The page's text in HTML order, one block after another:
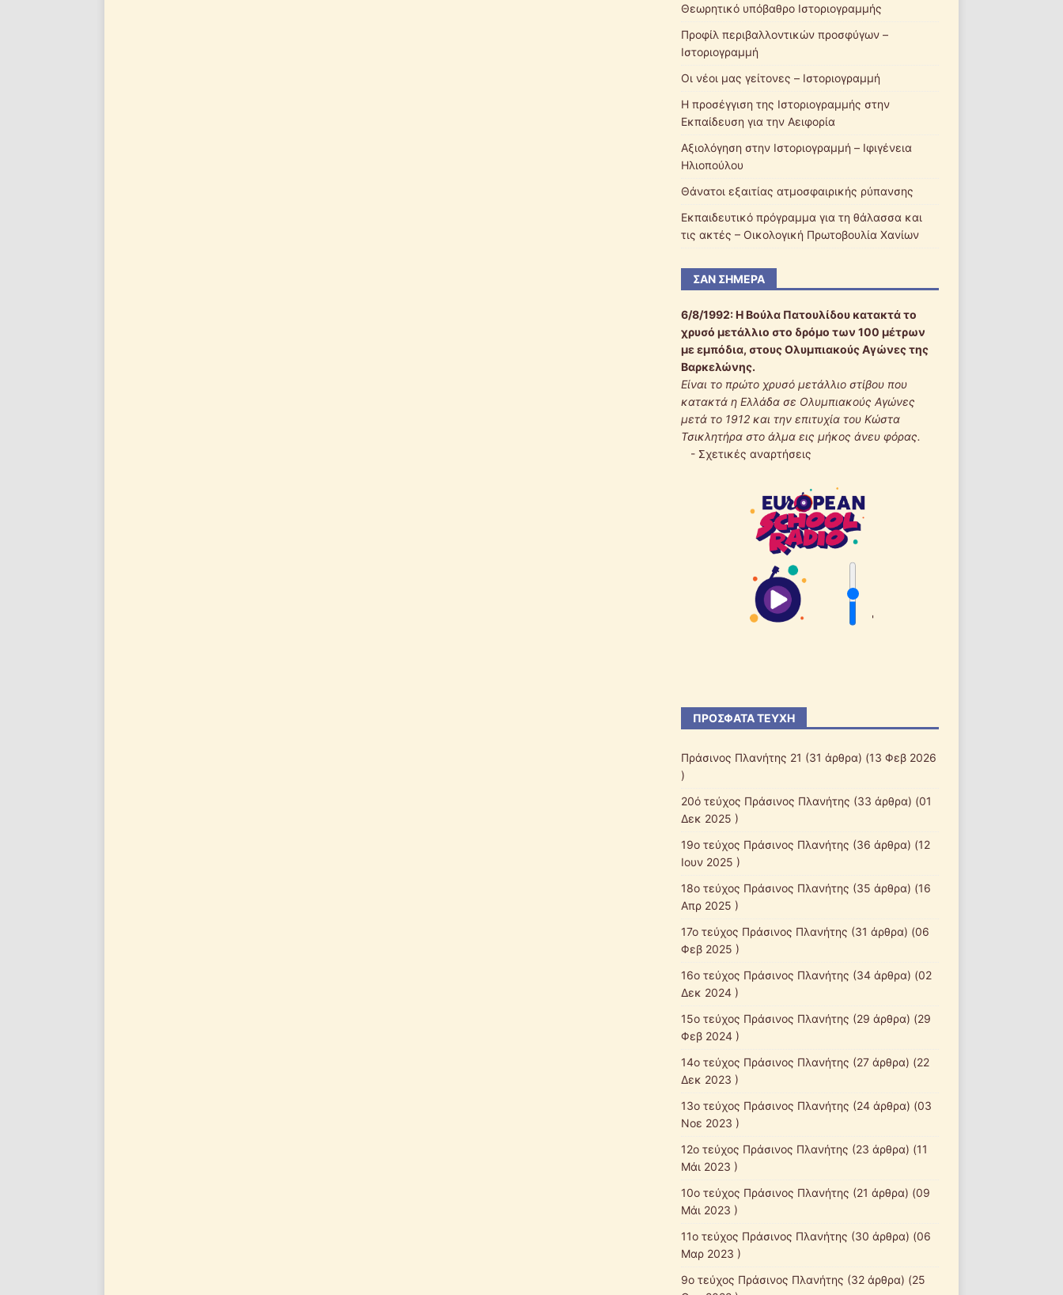
Θεωρητικό υπόβαθρο Ιστοριογραμμής
Προφίλ περιβαλλοντικών προσφύγων –
Ιστοριογραμμή
Οι νέοι μας γείτονες – Ιστοριογραμμή
Η προσέγγιση της Ιστοριογραμμής στην
Εκπαίδευση για την Αειφορία
Αξιολόγηση στην Ιστοριογραμμή – Ιφιγένεια
Ηλιοπούλου
Θάνατοι εξαιτίας ατμοσφαιρικής ρύπανσης
Εκπαιδευτικό πρόγραμμα για τη θάλασσα και
τις ακτές – Οικολογική Πρωτοβουλία Χανίων
ΣΑΝ ΣΉΜΕΡΑ
6/8/1992:Η Βούλα Πατουλίδου κατακτά το
χρυσό μετάλλιο στο δρόμο των 100 μέτρων
με εμπόδια, στους Ολυμπιακούς Αγώνες της
Βαρκελώνης.
Είναι το πρώτο χρυσό μετάλλιο στίβου που
κατακτά η Ελλάδα σε Ολυμπιακούς Αγώνες
μετά το 1912 και την επιτυχία του Κώστα
Τσικλητήρα στο άλμα εις μήκος άνευ φόρας.
- Σχετικές αναρτήσεις
'
ΠΡΌΣΦΑΤΑ ΤΕΎΧΗ
Πράσινος Πλανήτης 21 (31 άρθρα) (13 Φεβ 2026
)
20ό τεύχος Πράσινος Πλανήτης (33 άρθρα) (01
Δεκ 2025 )
19ο τεύχος Πράσινος Πλανήτης (36 άρθρα) (12
Ιουν 2025 )
18ο τεύχος Πράσινος Πλανήτης (35 άρθρα) (16
Απρ 2025 )
17ο τεύχος Πράσινος Πλανήτης (31 άρθρα) (06
Φεβ 2025 )
16ο τεύχος Πράσινος Πλανήτης (34 άρθρα) (02
Δεκ 2024 )
15ο τεύχος Πράσινος Πλανήτης (29 άρθρα) (29
Φεβ 2024 )
14ο τεύχος Πράσινος Πλανήτης (27 άρθρα) (22
Δεκ 2023 )
13ο τεύχος Πράσινος Πλανήτης (24 άρθρα) (03
Νοε 2023 )
12ο τεύχος Πράσινος Πλανήτης (23 άρθρα) (11
Μάι 2023 )
10ο τεύχος Πράσινος Πλανήτης (21 άρθρα) (09
Μάι 2023 )
11ο τεύχος Πράσινος Πλανήτης (30 άρθρα) (06
Μαρ 2023 )
9ο τεύχος Πράσινος Πλανήτης (32 άρθρα) (25